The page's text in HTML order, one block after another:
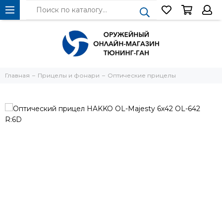
Главная Прицелы и фонари Оптические прицелы